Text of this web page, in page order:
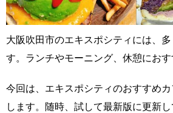
大阪吹田市のエキスポシティには、
す。ランチやモーニング、休憩におす
今回は、エキスポシティのおすすめ
します。随時、試して最新版に更新し